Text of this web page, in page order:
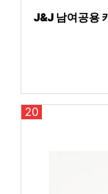
J&J 남여공용
20